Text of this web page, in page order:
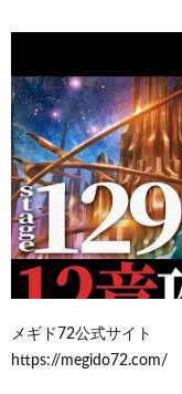
メギド72公式サイト
https://megido72.com/